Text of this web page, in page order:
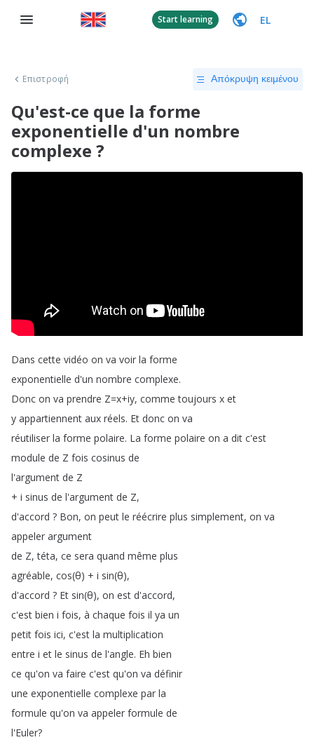
Start learning EL
Επιστροφή Απόκρυψη κειμένου
Qu'est-ce que la forme
exponentielle d'un nombre
complexe ?
Dans cette vidéo on va voir la forme
exponentielle d'un nombre complexe.
Donc on va prendre Z=x+iy, comme toujours x et
y appartiennent aux réels. Et donc on va
réutiliser la forme polaire. La forme polaire on a dit c'est
module de Z fois cosinus de
l'argument de Z
+ i sinus de l'argument de Z,
d'accord ? Bon, on peut le réécrire plus simplement, on va
appeler argument
de Z,téta, ce sera quand même plus
agréable, cos(θ) + i sin(θ),
d'accord ? Et sin(θ), on est d'accord,
c'est bien i fois, à chaque fois il ya un
petit fois ici, c'est la multiplication
entre i et le sinus de l'angle. Eh bien
ce qu'on va faire c'est qu'on va définir
une exponentielle complexe par la
formule qu'on va appeler formule de
l'Euler?